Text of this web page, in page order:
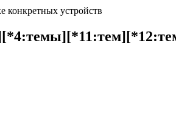
конкретных устройств